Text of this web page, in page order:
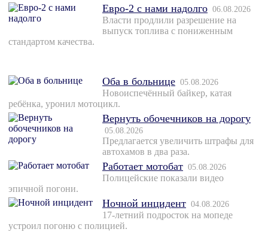
Евро-2 с нами надолго 06.08.2026
Власти продлили разрешение на
выпуск топлива с пониженным
стандартом качества.
Оба в больнице 05.08.2026
Новоиспечённый байкер, катая
ребёнка, уронил мотоцикл.
Вернуть обочечников на дорогу
05.08.2026
Предлагается увеличить штрафы для
автохамов в два раза.
Работает мотобат 05.08.2026
Полицейские показали видео
эпичной погони.
Ночной инцидент 04.08.2026
17-летний подросток на мопеде
устроил погоню с полицией.